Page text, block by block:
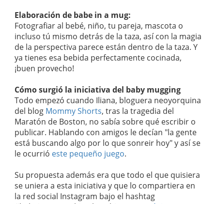
Elaboración de babe in a mug:
Fotografiar al bebé, niño, tu pareja, mascota o
incluso tú mismo detrás de la taza, así con la magia
de la perspectiva parece están dentro de la taza. Y
ya tienes esa bebida perfectamente cocinada,
¡buen provecho!
Cómo surgió la iniciativa del baby mugging
Todo empezó cuando Iliana, bloguera neoyorquina
del blog Mommy Shorts, tras la tragedia del
Maratón de Boston, no sabía sobre qué escribir o
publicar. Hablando con amigos le decían "la gente
está buscando algo por lo que sonreir hoy" y así se
le ocurrió este pequeño juego.
Su propuesta además era que todo el que quisiera
se uniera a esta iniciativa y que lo compartiera en
la red social Instagram bajo el hashtag